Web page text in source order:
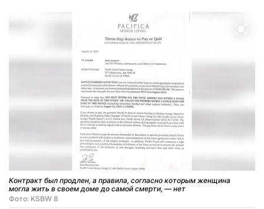
Контракт был продлен, а правила, согласно которым женщина
могла жить в своем доме до самой смерти, — нет
Фото: KSBW 8